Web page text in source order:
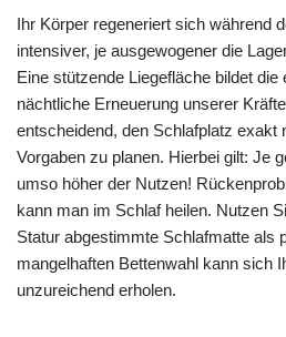
Ihr Körper regeneriert sich während
intensiver, je ausgewogener die
Eine stützende Liegefläche bildet
nächtliche Erneuerung unserer
entscheidend, den Schlafplatz exakt
Vorgaben zu planen. Hierbei gilt: Je
umso höher der Nutzen!
kann man im Schlaf heilen. Nutzen
Statur abgestimmte Schlafmatte als
mangelhaften Bettenwahl kann sich
unzureichend erholen.